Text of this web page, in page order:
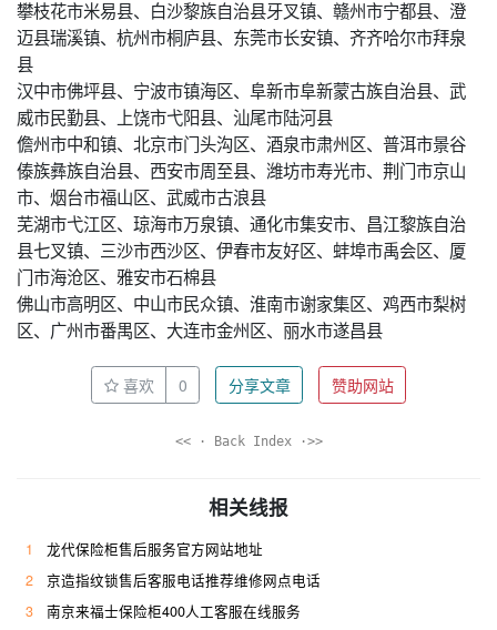
攀枝花市米易县、白沙黎族自治县牙叉镇、赣州市宁都县、澄
迈县瑞溪镇、杭州市桐庐县、东莞市长安镇、齐齐哈尔市拜泉
县
汉中市佛坪县、宁波市镇海区、阜新市阜新蒙古族自治县、武
威市民勤县、上饶市弋阳县、汕尾市陆河县
儋州市中和镇、北京市门头沟区、酒泉市肃州区、普洱市景谷
傣族彝族自治县、西安市周至县、潍坊市寿光市、荆门市京山
市、烟台市福山区、武威市古浪县
芜湖市弋江区、琼海市万泉镇、通化市集安市、昌江黎族自治
县七叉镇、三沙市西沙区、伊春市友好区、蚌埠市禹会区、厦
门市海沧区、雅安市石棉县
佛山市高明区、中山市民众镇、淮南市谢家集区、鸡西市梨树
区、广州市番禺区、大连市金州区、丽水市遂昌县
喜欢 0 分享文章 赞助网站
<< · Back Index ·>>
相关线报
1
龙代保险柜售后服务官方网站地址
2
京造指纹锁售后客服电话推荐维修网点电话
3
南京来福士保险柜400人工客服在线服务